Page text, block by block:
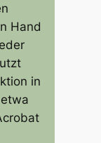
Hand
in